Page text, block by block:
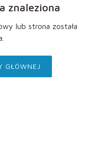
znaleziona
lub strona została
GŁÓWNEJ